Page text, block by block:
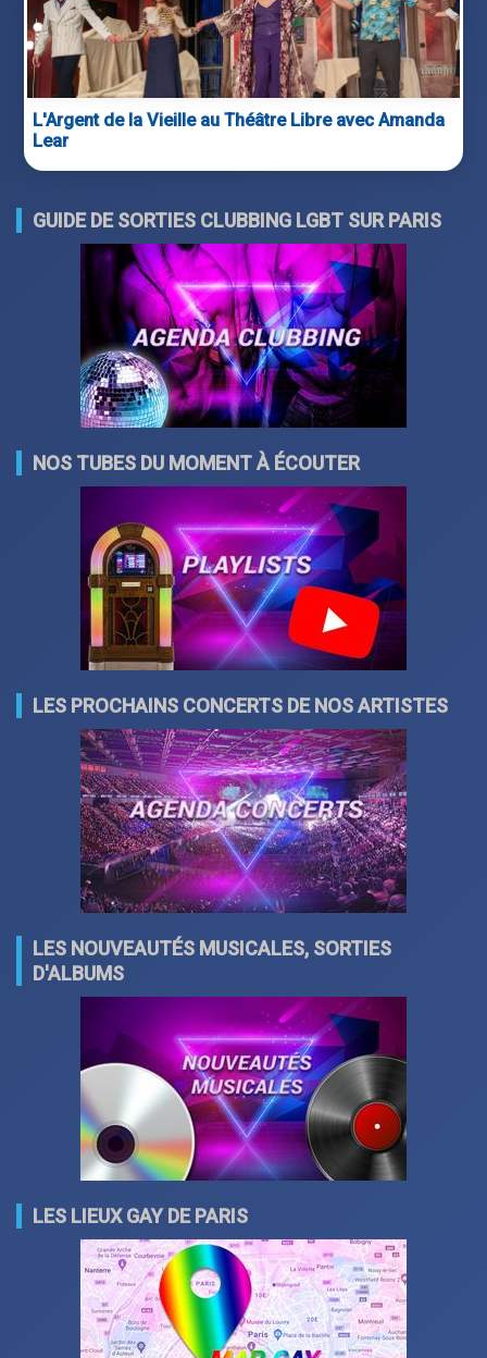
L'Argent de la Vieille au Théâtre Libre avec Amanda
Lear
GUIDE DE SORTIES CLUBBING LGBT SUR PARIS
NOS TUBES DU MOMENT À ÉCOUTER
LES PROCHAINS CONCERTS DE NOS ARTISTES
LES NOUVEAUTÉS MUSICALES, SORTIES
D'ALBUMS
LES LIEUX GAY DE PARIS